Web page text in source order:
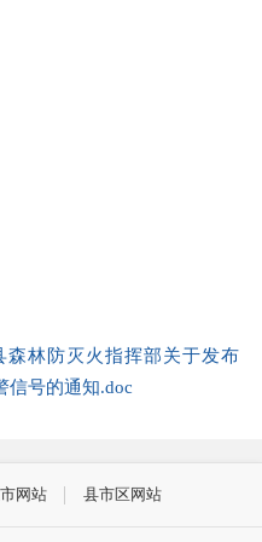
林防灭火指挥部关于发布
信号的通知.doc
网站 县市区网站